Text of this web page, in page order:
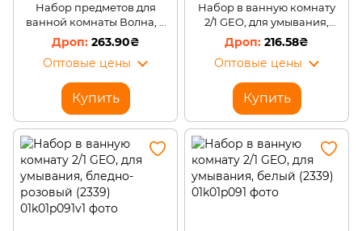
Набор предметов для
ванной комнаты Волна, 3
предмета, бежевый (2339)
263.90₴
Оптовые цены
Купить
Набор в ванную комнату
2/1 GEO, для умывания,
черный (2339)
216.58₴
Оптовые цены
Купить